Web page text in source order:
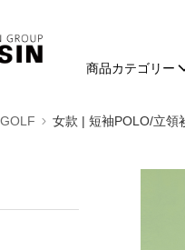
商品カテゴリー
女款 | 短袖POLO/立領